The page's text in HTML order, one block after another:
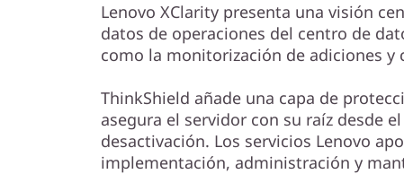
Lenovo XClarity presenta una visión
datos de operaciones del centro de
como la monitorización de adiciones y
ThinkShield añade una capa de
asegura el servidor con su raíz desde
desactivación. Los servicios Lenovo
implementación, administración y